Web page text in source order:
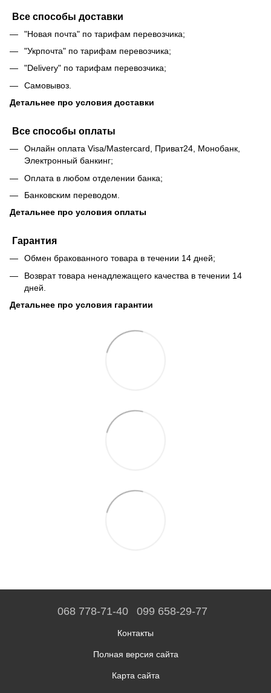
Все способы доставки
"Новая почта" по тарифам перевозчика;
"Укрпочта" по тарифам перевозчика;
"Delivery" по тарифам перевозчика;
Самовывоз.
Детальнее про условия доставки
Все способы оплаты
Онлайн оплата Visa/Mastercard, Приват24, Монобанк,
Электронный банкинг;
Оплата в любом отделении банка;
Банковским переводом.
Детальнее про условия оплаты
Гарантия
Обмен бракованного товара в течении 14 дней;
Возврат товара ненадлежащего качества в течении 14
дней.
Детальнее про условия гарантии
068 778-71-40 099 658-29-77
Контакты
Полная версия сайта
Карта сайта